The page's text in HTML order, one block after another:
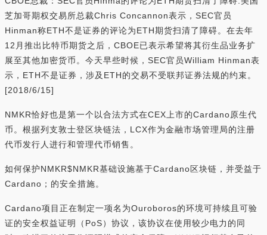
芝加哥期权交易所总裁Chris Concannon表示，SEC官员
Hinman称ETH不是证券的评论为ETH期货扫清了障碍。在去年
12月推出比特币期货之后，CBOE已表示希望将其衍生品业务扩
展至其他加密货币。今天早些时候，SEC官员William Hinman表
示，ETH不是证券，涉及ETH的交易不受联邦证券法规的约束。
[2018/6/15]
NMKR恰好也是第一个以合法方式在CEX上市的Cardano原生代
币。根据列支敦士登区块链法，LCX作为金融市场管理局的注册
代币发行人进行和管理代币销售。
如何保护NMKR$NMKR基础设施基于Cardano区块链，并受益于
Cardano；的安全措施。
Cardano项目正在制定一项名为Ouroboros的环境可持续且可验
证的安全权益证明（PoS）协议，该协议在使用较少电力的同